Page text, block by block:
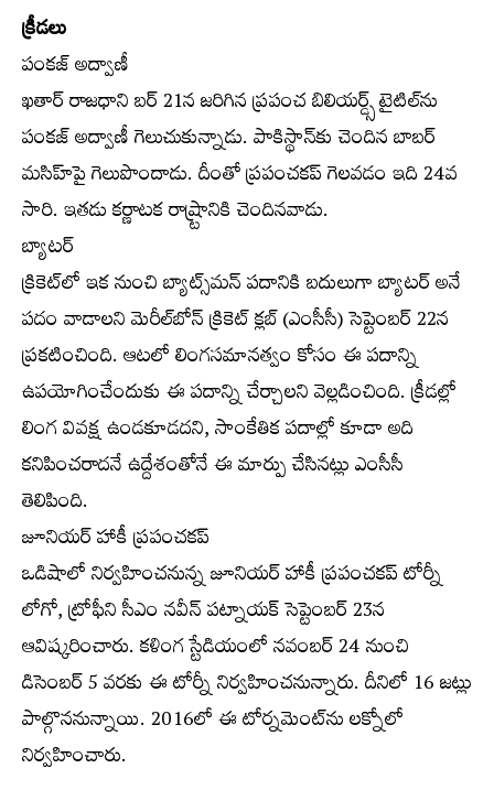
క్రీడలు
పంకజ్‌ అద్వాణీ
ఖతార్‌ రాజధాని బర్‌ 21న జరిగిన ప్రపంచ బిలియర్డ్స్‌ టైటిల్‌ను
పంకజ్‌ అద్వాణీ గెలుచుకున్నాడు. పాకిస్థాన్‌కు చెందిన బాబర్‌
మసిహ్‌పై గెలుపొందాడు. దీంతో ప్రపంచకప్‌ గెలవడం ఇది 24వ
సారి. ఇతడు కర్ణాటక రాష్ర్టానికి చెందినవాడు.
బ్యాటర్‌
క్రికెట్‌లో ఇక నుంచి బ్యాట్స్‌మన్‌ పదానికి బదులుగా బ్యాటర్‌ అనే
పదం వాడాలని మెరీల్‌బోన్‌ క్రికెట్‌ క్లబ్‌ (ఎంసీసీ) సెప్టెంబర్‌ 22న
ప్రకటించింది. ఆటలో లింగసమానత్వం కోసం ఈ పదాన్ని
ఉపయోగించేందుకు ఈ పదాన్ని చేర్చాలని వెల్లడించింది. క్రీడల్లో
లింగ వివక్ష ఉండకూడదని, సాంకేతిక పదాల్లో కూడా అది
కనిపించరాదనే ఉద్దేశంతోనే ఈ మార్పు చేసినట్లు ఎంసీసీ
తెలిపింది.
జూనియర్‌ హాకీ ప్రపంచకప్‌
ఒడిషాలో నిర్వహించనున్న జూనియర్‌ హాకీ ప్రపంచకప్‌ టోర్నీ
లోగో, ట్రోఫీని సీఎం నవీన్‌ పట్నాయక్‌ సెప్టెంబర్‌ 23న
ఆవిష్కరించారు. కళింగ స్టేడియంలో నవంబర్‌ 24 నుంచి
డిసెంబర్‌ 5 వరకు ఈ టోర్నీ నిర్వహించనున్నారు. దీనిలో 16 జట్లు
పాల్గొననున్నాయి. 2016లో ఈ టోర్నమెంట్‌ను లక్నోలో
నిర్వహించారు.